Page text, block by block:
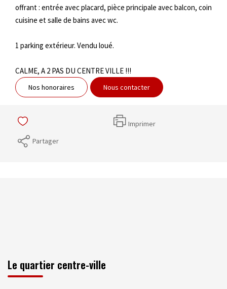
offrant : entrée avec placard, pièce principale avec balcon, coin
cuisine et salle de bains avec wc.
1 parking extérieur. Vendu loué.
CALME, A 2 PAS DU CENTRE VILLE !!!
Nos honoraires Nous contacter
Imprimer
Partager
Le quartier centre-ville